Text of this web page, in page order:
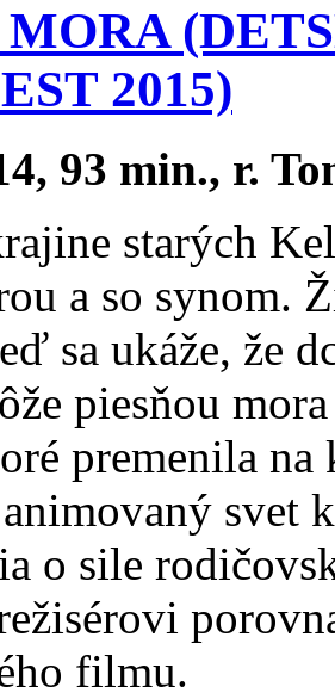
2015)
93 min., r.
starých
a so synom.
sa ukáže, že
piesňou
premenila na
svet
o sile
filmu.